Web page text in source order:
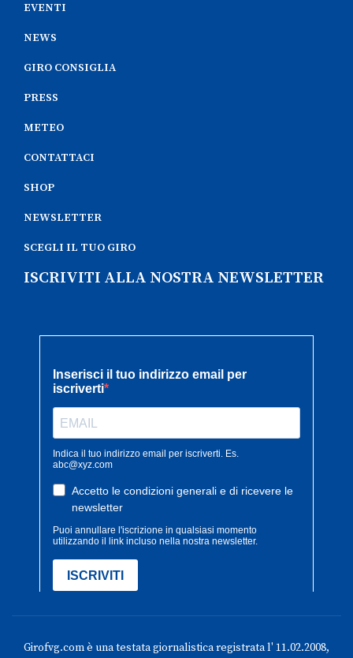
EVENTI
NEWS
GIRO CONSIGLIA
PRESS
METEO
CONTATTACI
SHOP
NEWSLETTER
SCEGLI IL TUO GIRO
ISCRIVITI ALLA NOSTRA NEWSLETTER
Girofvg.com è una testata giornalistica registrata l' 11.02.2008,